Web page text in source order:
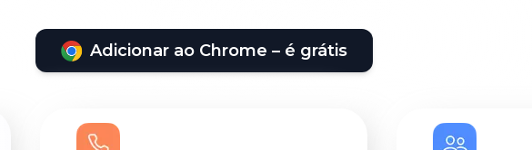
Adicionar ao Chrome – é grátis